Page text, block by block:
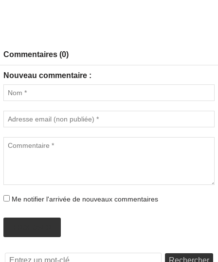
Commentaires (0)
Nouveau commentaire :
Me notifier l'arrivée de nouveaux commentaires
Rechercher